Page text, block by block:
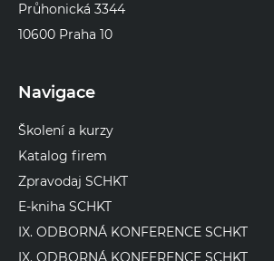
Průhonická 3344
10600 Praha 10
Navigace
Školení a kurzy
Katalog firem
Zpravodaj SCHKT
E-kniha SCHKT
IX. ODBORNÁ KONFERENCE SCHKT
IX. ODBORNÁ KONFERENCE SCHKT